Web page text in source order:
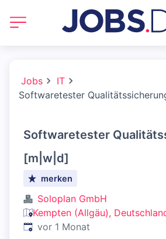
Jobs
IT
Softwaretester
Softwaretester
[m|w|d]
merken
Soloplan GmbH
Kempten (Allgäu),
Veröffentlicht:
vor 1 Monat